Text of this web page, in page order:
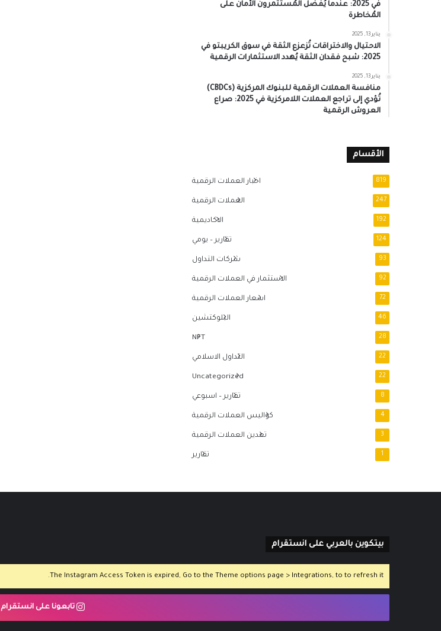
في 2025: عندما يُفضل المُستثمرون الأمان على
المُخاطرة
يناير 13, 2025
الاحتيال والاختراقات تُزعزع الثقة في سوق الكريبتو في
2025: شبح فقدان الثقة يُهدد الاستثمارات الرقمية
يناير 13, 2025
منافسة العملات الرقمية للبنوك المركزية (CBDCs)
تُؤدي إلى تراجع العملات اللامركزية في 2025: صراع
العروش الرقمية
الأقسام
اخبار العملات الرقمية 819
العملات الرقمية 247
الاكاديمية 192
تقارير – يومي 124
شركات التداول 93
الاستثمار في العملات الرقمية 92
اسعار العملات الرقمية 72
البلوكتشين 46
NFT 28
التداول الاسلامي 22
Uncategorized 22
تقارير – اسبوعي 8
كواليس العملات الرقمية 4
تعدين العملات الرقمية 3
تقارير 1
بيتكوين بالعربي على انستقرام
The Instagram Access Token is expired, Go to the Theme options page > Integrations, to to refresh it.
تابعونا على انستقرام